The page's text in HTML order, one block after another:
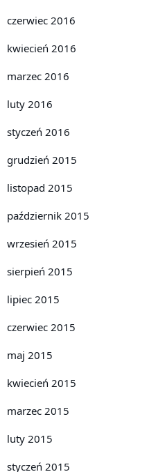
czerwiec 2016
kwiecień 2016
marzec 2016
luty 2016
styczeń 2016
grudzień 2015
listopad 2015
październik 2015
wrzesień 2015
sierpień 2015
lipiec 2015
czerwiec 2015
maj 2015
kwiecień 2015
marzec 2015
luty 2015
styczeń 2015